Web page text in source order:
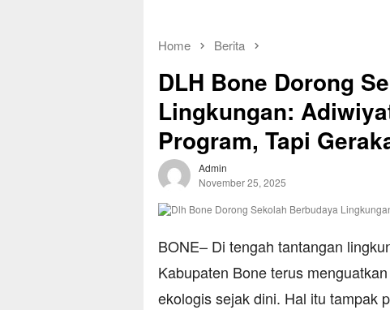
Home Berita
DLH Bone Dorong
Lingkungan:
Program, Tapi
Admin
November 25, 2025
BONE– Di tengah tantangan
Kabupaten Bone terus
ekologis sejak dini. Hal itu tampak